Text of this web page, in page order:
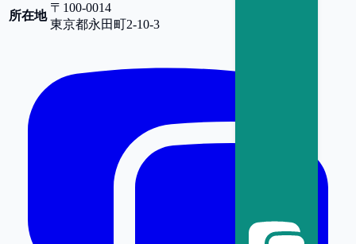
所在地
〒100-0014
東京都永田町2-10-3